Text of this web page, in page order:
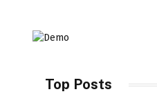
Top Posts